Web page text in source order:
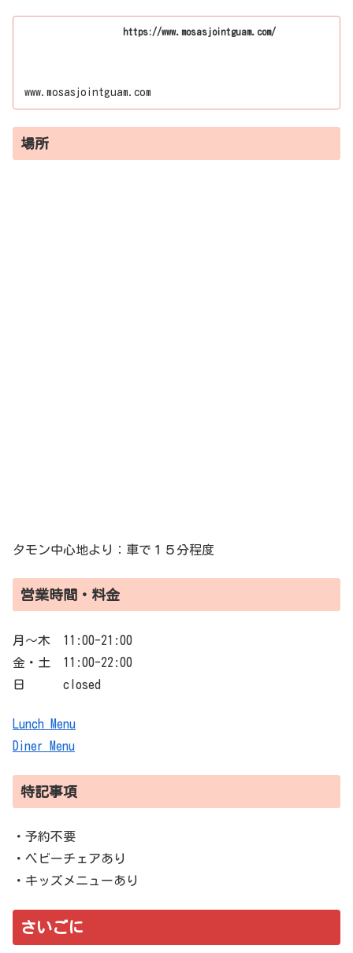
https://www.mosasjointguam.com/
www.mosasjointguam.com
場所
タモン中心地より：車で１５分程度
営業時間・料金
月〜木 11:00-21:00
金・土 11:00-22:00
日 closed
Lunch Menu
Diner Menu
特記事項
・予約不要
・ベビーチェアあり
・キッズメニューあり
さいごに